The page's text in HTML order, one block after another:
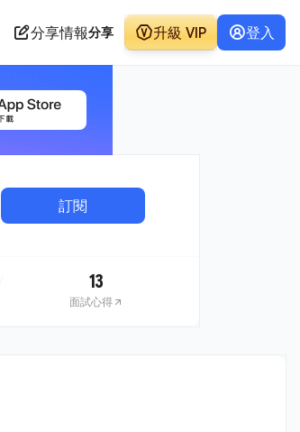
分享情報分享 升級 VIP 登入
訂閱
13
面試心得